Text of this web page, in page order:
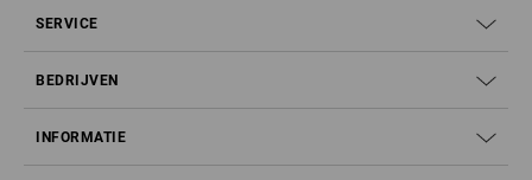
SERVICE
BEDRIJVEN
INFORMATIE